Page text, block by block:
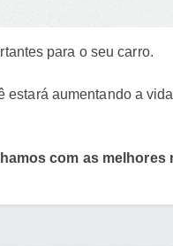
para o seu carro.
aumentando a
com as